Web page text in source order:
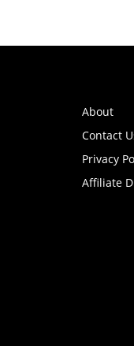
About
Contact
Privacy
Affiliate